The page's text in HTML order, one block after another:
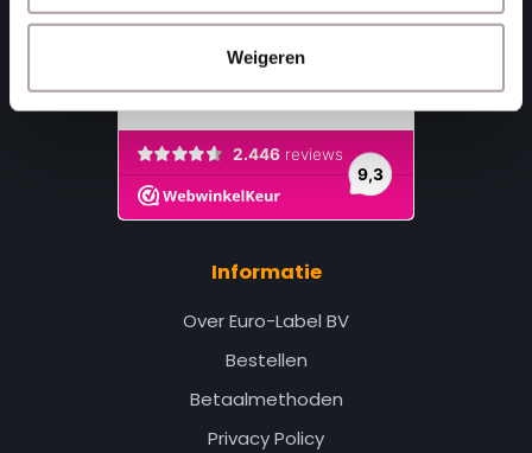
Weigeren
Informatie
Over Euro-Label BV
Bestellen
Betaalmethoden
Privacy Policy